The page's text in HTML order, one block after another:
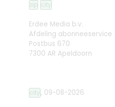
zip city
Erdee Media b.v.
Afdeling abonneeservice
Postbus 670
7300 AR Apeldoorn
city, 09-08-2026